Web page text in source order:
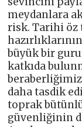
meydanlara
risk. Tarihi öz
büyük bir
katkıda
daha tasdik
toprak
güvenliğinin